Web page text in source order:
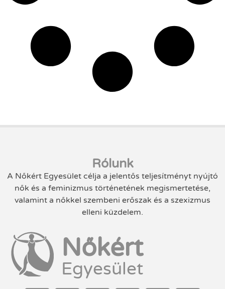
Rólunk
A Nőkért Egyesület célja a jelentős teljesítményt nyújtó
nők és a feminizmus történetének megismertetése,
valamint a nőkkel szembeni erőszak és a szexizmus
elleni küzdelem.
Nőkért
Egyesület